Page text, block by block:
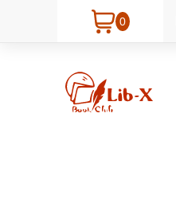
0